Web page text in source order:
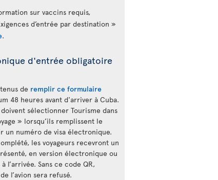
sur vaccins requis,
d’entrée par destination »
.
d'entrée obligatoire
de remplir ce formulaire
48 heures avant d'arriver à Cuba.
doivent sélectionner Tourisme dans
» lorsqu’ils remplissent le
un numéro de visa électronique.
les voyageurs recevront un
en version électronique ou
l’arrivée. Sans ce code QR,
l’avion sera refusé.